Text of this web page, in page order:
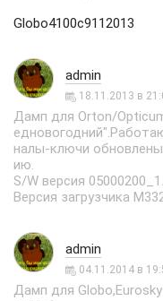
Globo4100с9112013
admin
18.11.2013 в
Дамп для Orton/
налы-ключи
ию.
S/W версия
Версия загрузчика
admin
04.11.2014 в
Дамп для